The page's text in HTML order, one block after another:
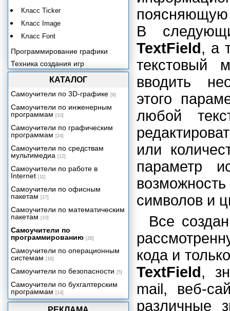
поясняющую
В
TextField, а
текстовый
вводить
этого
любой
или
параметр
символов и
Все
кода и
TextField,
mail, веб-
различные
Класс Ticker
Класс Image
Класс Font
Программирование графики
Техника создания игр
Мобильная мультимедиа-
Приложение 1. Основы языка
Приложение 2. Справочник по
КАТАЛОГ
Самоучители по 3D-графике [9]
Самоучители по инженерным
программам [10]
Самоучители по графическим
программам [24]
Самоучители по средствам
мультимедиа [12]
Самоучители по работе в
Internet [11]
Самоучители по офисным
пакетам [17]
Самоучители по математическим
пакетам [10]
Самоучители по
программированию [26]
Самоучители по операционным
системам [16]
Самоучители по безопасности [5]
Самоучители по бухгалтерским
программам [14]